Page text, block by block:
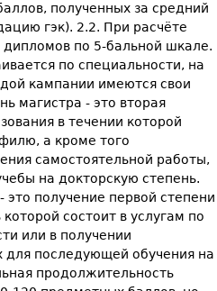
полученных за средний
гэк). 2.2. При расчёте
дипломов по 5-бальной шкале.
по специальности, на
кампании имеются свои
магистра - это вторая
в течении которой
а кроме того
самостоятельной работы,
на докторскую степень.
это получение первой степени
состоит в услугам по
или в получении
последующей обучения на
продолжительность